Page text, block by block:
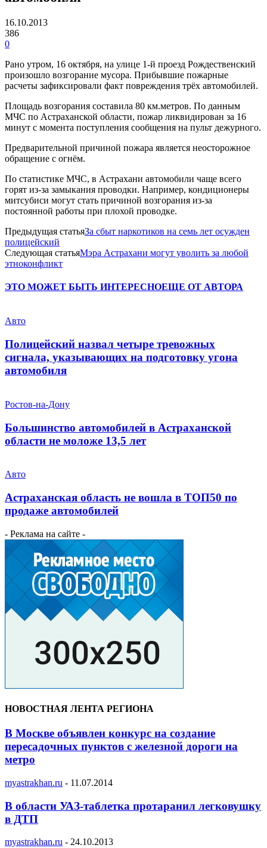
16.10.2013
386
0
Рано утром, 16 октября, на улице 1-й проезд Рождественский
произошло возгорание мусора. Прибывшие пожарные
расчеты зафиксировали факт повреждения трёх автомобилей.
Площадь возгорания составила 80 км.метров. По данным
МЧС по Астраханской области, пожар ликвидирован за 16
минут с момента поступления сообщения на пульт дежурного.
Предварительной причиной пожара является неосторожное
обращение с огнём.
По статистике МЧС, в Астрахани автомобили чаще всего
горят из-за замыкания проводки. Например, кондиционеры
митсубиси могут стать причиной возгорания из-за
постоянной работы при плохой проводке.
Предыдущая статьяЗа сбыт наркотиков на семь лет осужден
полицейский
Следующая статьяМэра Астрахани могут уволить за любой
этноконфликт
ЭТО МОЖЕТ БЫТЬ ИНТЕРЕСНОЕЩЕ ОТ АВТОРА
Авто
Полицейский назвал четыре тревожных
сигнала, указывающих на подготовку угона
автомобиля
Ростов-на-Дону
Большинство автомобилей в Астраханской
области не моложе 13,5 лет
Авто
Астраханская область не вошла в ТОП50 по
продаже автомобилей
- Реклама на сайте -
НОВОСТНАЯ ЛЕНТА РЕГИОНА
В Москве объявлен конкурс на создание
пересадочных пунктов с железной дороги на
метро
myastrakhan.ru - 11.07.2014
В области УАЗ-таблетка протаранил легковушку
в ДТП
myastrakhan.ru - 24.10.2013